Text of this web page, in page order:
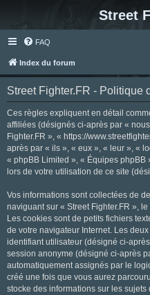
Street
FAQ
Index du forum
Street Fighter.FR - Politique
Ces règles expliquent en détail
affiliées (désignés ci-après par «
Fighter.FR », « https://
après par « ils », « eux », « leur », «
« phpBB Limited », « Équipes
lors de votre utilisation de ce site
Vos informations sont collectées de
naviguant sur « Street Fighter.FR »,
Les cookies sont de petits fichiers
de votre navigateur Internet. Les
identifiant utilisateur (désigné ci-
session anonyme (désigné ci-après
automatiquement assignés par le
créé une fois que vous aurez
stocke des informations sur les